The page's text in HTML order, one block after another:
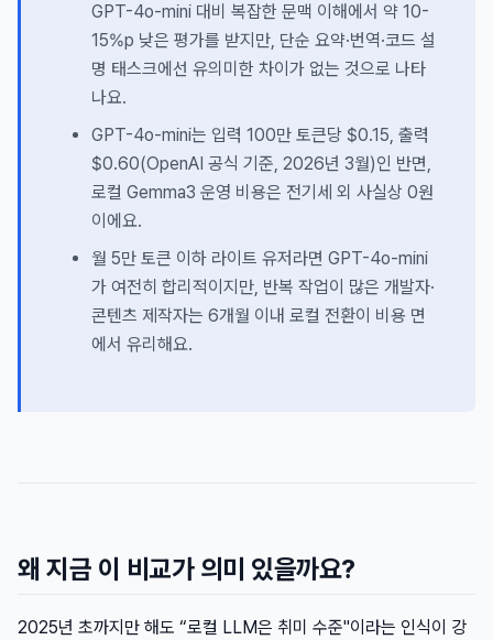
GPT-4o-mini 대비 복잡한 문맥 이해에서 약 10-
15%p 낮은 평가를 받지만, 단순 요약·번역·코드 설
명 태스크에선 유의미한 차이가 없는 것으로 나타
나요.
GPT-4o-mini는 입력 100만 토큰당 $0.15, 출력
$0.60(OpenAI 공식 기준, 2026년 3월)인 반면,
로컬 Gemma3 운영 비용은 전기세 외 사실상 0원
이에요.
월 5만 토큰 이하 라이트 유저라면 GPT-4o-mini
가 여전히 합리적이지만, 반복 작업이 많은 개발자·
콘텐츠 제작자는 6개월 이내 로컬 전환이 비용 면
에서 유리해요.
왜 지금 이 비교가 의미 있을까요?
2025년 초까지만 해도 “로컬 LLM은 취미 수준"이라는 인식이 강